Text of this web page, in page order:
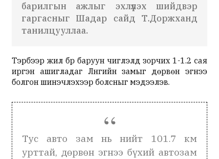
барилгын ажлыг эхлүүлэх шийдвэр
гаргасныг Шадар сайд Т.Доржханд
танилцууллаа.
Тэрбээр жил бүр баруун чиглэлд зорчих 1-1.2 сая
иргэн ашигладаг Лүнгийн замыг дөрвөн эгнээ
болгон шинэчлэхээр болсныг мэдээлэв.
Тус авто зам нь нийт 101.7 км
урттай, дөрвөн эгнээ бүхий автозам